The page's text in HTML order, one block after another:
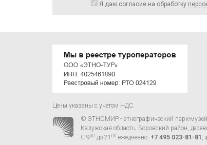
Я даю согласие на обработку
Цены указаны с учётом НДС.
© ЭТНОМИР - этнографический парк-музей
Калужская область, Боровский район,
С 900 до 21 00 ежедневно: +7 495 023-81-81 ,